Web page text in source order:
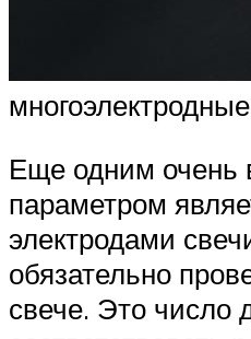
Еще одним очень
параметром
электродами
обязательно
свече. Это число